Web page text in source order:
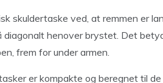
skuldertaske ved, at remmen er
henover brystet. Det
frem for under armen.
er kompakte og beregnet til